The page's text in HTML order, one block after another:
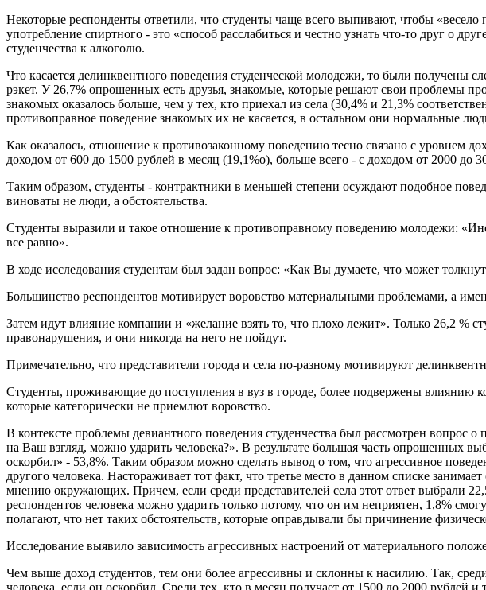
Некоторые респонденты ответили, что студенты чаще всего выпивают, чтобы
употребление спиртного - это «способ расслабиться и честно узнать что-то друг о
студенчества к алкоголю.
Что касается делинквентного поведения студенческой молодежи, то были получены
рэкет. У 26,7% опрошенных есть друзья, знакомые, которые решают свои проблемы
знакомых оказалось больше, чем у тех, кто приехал из села (30,4% и 21,3%
противоправное поведение знакомых их не касается, в остальном они нормальные
Как оказалось, отношение к противозаконному поведению тесно связано с уровнем
доходом от 600 до 1500 рублей в месяц (19,1%о), больше всего - с доходом от 2000 до
Таким образом, студенты - контрактники в меньшей степени осуждают подобное
виноваты не люди, а обстоятельства.
Студенты выразили и такое отношение к противоправному поведению молодежи:
все равно».
В ходе исследования студентам был задан вопрос: «Как Вы думаете, что может
Большинство респондентов мотивирует воровство материальными проблемами, а
Затем идут влияние компании и «желание взять то, что плохо лежит». Только 26,2 %
правонарушения, и они никогда на него не пойдут.
Примечательно, что представители города и села по-разному мотивируют
Студенты, проживающие до поступления в вуз в городе, более подвержены влиянию
которые категорически не приемлют воровство.
В контексте проблемы девиантного поведения студенчества был рассмотрен вопрос
на Ваш взгляд, можно ударить человека?». В результате большая часть опрошенных
оскорбил» - 53,8%. Таким образом можно сделать вывод о том, что агрессивное
другого человека. Настораживает тот факт, что третье место в данном списке
мнению окружающих. Причем, если среди представителей села этот ответ выбрали
респондентов человека можно ударить только потому, что он им неприятен, 1,8%
полагают, что нет таких обстоятельств, которые оправдывали бы причинение
Исследование выявило зависимость агрессивных настроений от материального
Чем выше доход студентов, тем они более агрессивны и склонны к насилию. Так,
человека, если он оскорбил. Среди тех, кто в месяц получает от 1500 до 2000 рублей